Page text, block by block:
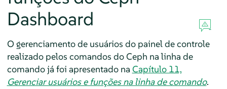
Dashboard
O gerenciamento de usuários do painel de controle
realizado pelos comandos do Ceph na linha de
comando já foi apresentado na Capítulo 11,
Gerenciar usuários e funções na linha de comando.